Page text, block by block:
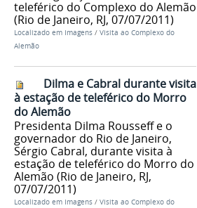
teleférico do Complexo do Alemão
(Rio de Janeiro, RJ, 07/07/2011)
Localizado em Imagens / Visita ao Complexo do
Alemão
Dilma e Cabral durante visita
à estação de teleférico do Morro
do Alemão
Presidenta Dilma Rousseff e o
governador do Rio de Janeiro,
Sérgio Cabral, durante visita à
estação de teleférico do Morro do
Alemão (Rio de Janeiro, RJ,
07/07/2011)
Localizado em Imagens / Visita ao Complexo do